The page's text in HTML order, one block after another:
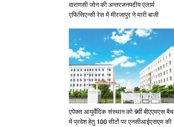
वाराणसी जोन की अन्तरजनपदीय एलार्म
एफिसिएन्सी रेस में मीरजापुर ने मारी बाजी
एपेक्स आयुर्वेदिक संस्थान को 9वीं बीएएमएस बैच
में प्रवेश हेतु 100 सीटों पर एनसीआईएसएम की